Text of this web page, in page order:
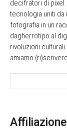
decifratori di
tecnologia uniti da
fotografia in un
dagherrotipo al
rivoluzioni
amiamo
Affiliazione